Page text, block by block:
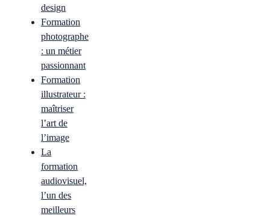
design
Formation
photographe
: un métier
passionnant
Formation
illustrateur :
maîtriser
l’art de
l’image
La
formation
audiovisuel,
l’un des
meilleurs